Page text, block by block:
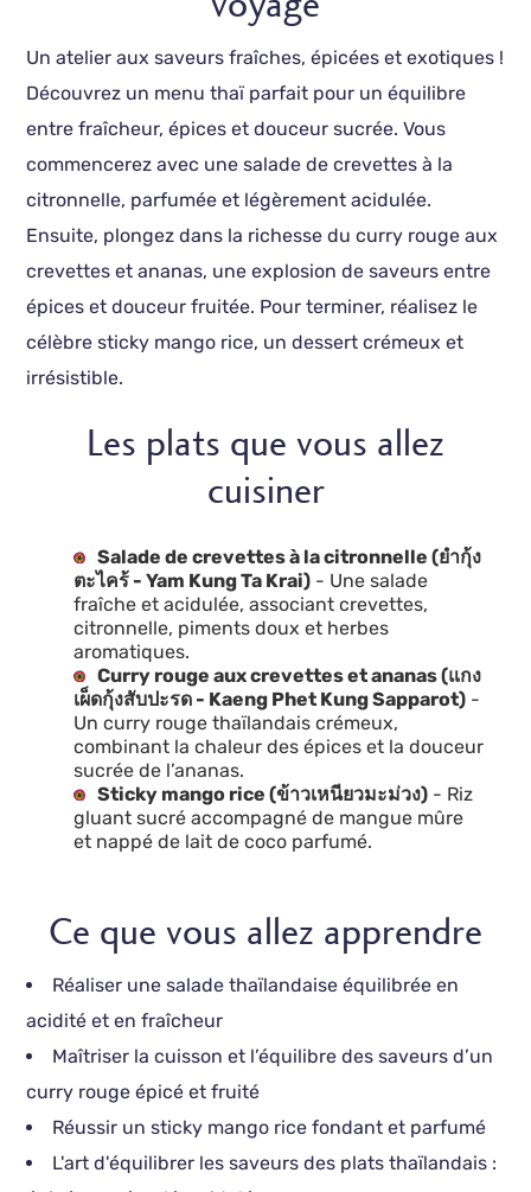
Un atelier aux saveurs fraîches, épicées et exotiques !
Découvrez un menu thaï parfait pour un équilibre
entre fraîcheur, épices et douceur sucrée. Vous
commencerez avec une salade de crevettes à la
citronnelle, parfumée et légèrement acidulée.
Ensuite, plongez dans la richesse du curry rouge aux
crevettes et ananas, une explosion de saveurs entre
épices et douceur fruitée. Pour terminer, réalisez le
célèbre sticky mango rice, un dessert crémeux et
irrésistible.
Les plats que vous allez
cuisiner
Salade de crevettes à la citronnelle (ยำกุ้ง
ตะไคร้ - Yam Kung Ta Krai) - Une salade
fraîche et acidulée, associant crevettes,
citronnelle, piments doux et herbes
aromatiques.
Curry rouge aux crevettes et ananas (แกง
เผ็ดกุ้งสับปะรด - Kaeng Phet Kung Sapparot) -
Un curry rouge thaïlandais crémeux,
combinant la chaleur des épices et la douceur
sucrée de l’ananas.
Sticky mango rice (ข้าวเหนียวมะม่วง) - Riz
gluant sucré accompagné de mangue mûre
et nappé de lait de coco parfumé.
Ce que vous allez apprendre
Réaliser une salade thaïlandaise équilibrée en
acidité et en fraîcheur
Maîtriser la cuisson et l’équilibre des saveurs d’un
curry rouge épicé et fruité
Réussir un sticky mango rice fondant et parfumé
L'art d'équilibrer les saveurs des plats thaïlandais :